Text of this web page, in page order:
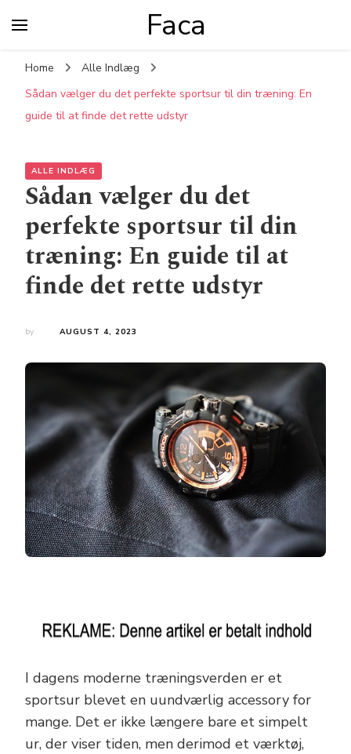
Faca
Home
Alle Indlæg
Sådan vælger du det perfekte sportsur til din træning: En
guide til at finde det rette udstyr
ALLE INDLÆG
Sådan vælger du det
perfekte sportsur til din
træning: En guide til at
finde det rette udstyr
by AUGUST 4, 2023
I dagens moderne træningsverden er et
sportsur blevet en uundværlig accessory for
mange. Det er ikke længere bare et simpelt
ur, der viser tiden, men derimod et værktøj,